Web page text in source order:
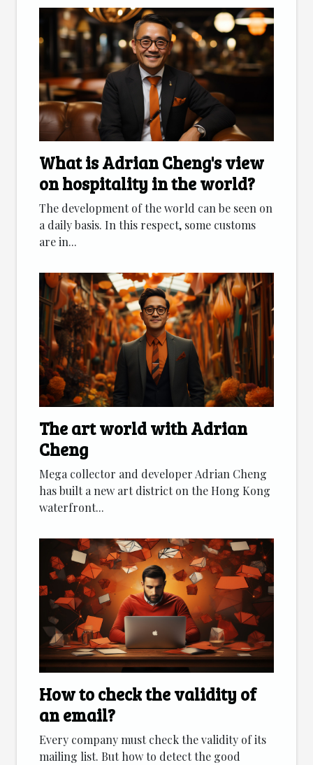
What is Adrian Cheng's view
on hospitality in the world?
The development of the world can be seen on
a daily basis. In this respect, some customs
are in...
The art world with Adrian
Cheng
Mega collector and developer Adrian Cheng
has built a new art district on the Hong Kong
waterfront...
How to check the validity of
an email?
Every company must check the validity of its
mailing list. But how to detect the good